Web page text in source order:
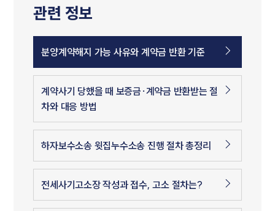
관련 정보
분양계약해지 가능 사유와 계약금 반환 기준
계약사기 당했을 때 보증금·계약금 반환받는 절
차와 대응 방법
하자보수소송 윗집누수소송 진행 절차 총정리
전세사기고소장 작성과 접수, 고소 절차는?